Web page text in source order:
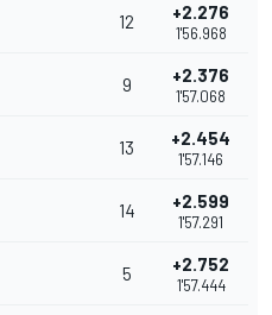
12 +2.276
1'56.968
9 +2.376
1'57.068
13 +2.454
1'57.146
14 +2.599
1'57.291
5 +2.752
1'57.444